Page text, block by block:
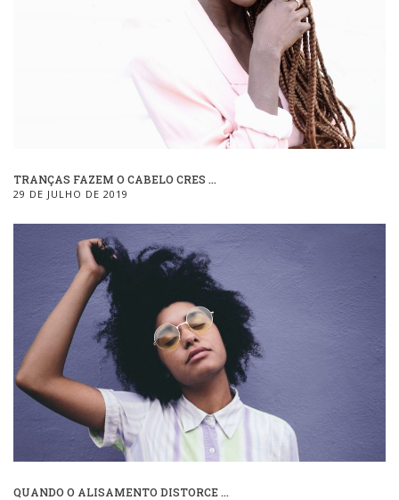
TRANÇAS FAZEM O CABELO CRES ...
29 DE JULHO DE 2019
QUANDO O ALISAMENTO DISTORCE ...